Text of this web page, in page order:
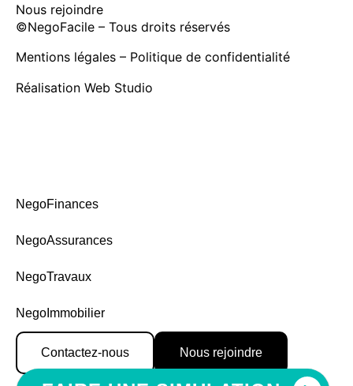
Nous rejoindre
©NegoFacile – Tous droits réservés
Mentions légales – Politique de confidentialité
Réalisation Web Studio
NegoFinances
NegoAssurances
NegoTravaux
NegoImmobilier
Contactez-nous Nous rejoindre